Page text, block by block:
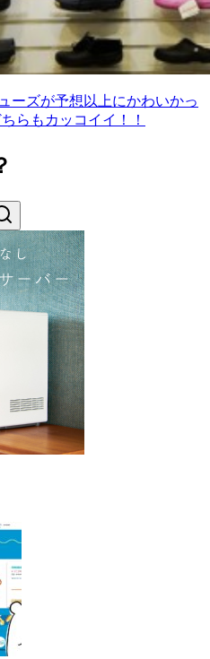
ーズが予想以上にかわいかっ
らもカッコイイ！！